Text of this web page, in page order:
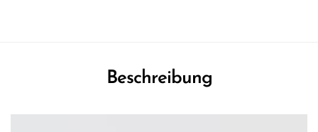
Beschreibung